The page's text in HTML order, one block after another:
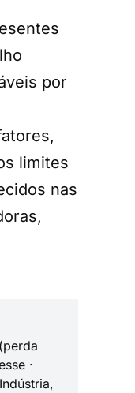
por
limites
nas
·